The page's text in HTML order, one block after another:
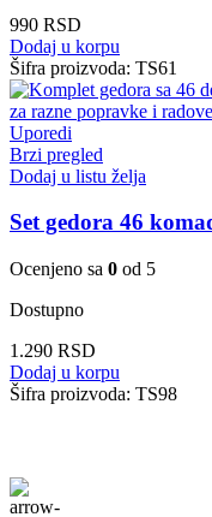
990 RSD
Dodaj u korpu
Šifra proizvoda: TS61
Uporedi
Brzi pregled
Dodaj u listu želja
Set gedora 46
Ocenjeno sa 0 od 5
Dostupno
1.290 RSD
Dodaj u korpu
Šifra proizvoda: TS98